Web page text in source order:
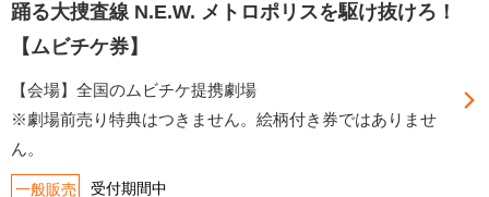
踊る大捜査線 N.E.W. メトロポリスを駆け抜けろ！
【ムビチケ券】
【会場】全国のムビチケ提携劇場
※劇場前売り特典はつきません。絵柄付き券ではありませ
ん。
一般販売 受付期間中